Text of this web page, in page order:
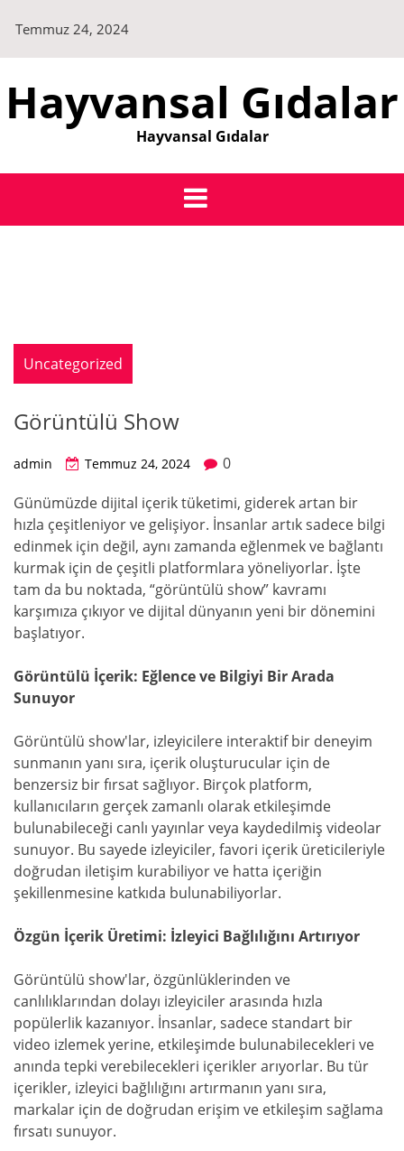
content
Temmuz 24, 2024
Hayvansal Gıdalar
Hayvansal Gıdalar
Uncategorized
Görüntülü Show
admin Temmuz 24, 2024
0
Günümüzde dijital içerik tüketimi, giderek artan bir
hızla çeşitleniyor ve gelişiyor. İnsanlar artık sadece bilgi
edinmek için değil, aynı zamanda eğlenmek ve bağlantı
kurmak için de çeşitli platformlara yöneliyorlar. İşte
tam da bu noktada, “görüntülü show” kavramı
karşımıza çıkıyor ve dijital dünyanın yeni bir dönemini
başlatıyor.
Görüntülü İçerik: Eğlence ve Bilgiyi Bir Arada
Sunuyor
Görüntülü show'lar, izleyicilere interaktif bir deneyim
sunmanın yanı sıra, içerik oluşturucular için de
benzersiz bir fırsat sağlıyor. Birçok platform,
kullanıcıların gerçek zamanlı olarak etkileşimde
bulunabileceği canlı yayınlar veya kaydedilmiş videolar
sunuyor. Bu sayede izleyiciler, favori içerik üreticileriyle
doğrudan iletişim kurabiliyor ve hatta içeriğin
şekillenmesine katkıda bulunabiliyorlar.
Özgün İçerik Üretimi: İzleyici Bağlılığını Artırıyor
Görüntülü show'lar, özgünlüklerinden ve
canlılıklarından dolayı izleyiciler arasında hızla
popülerlik kazanıyor. İnsanlar, sadece standart bir
video izlemek yerine, etkileşimde bulunabilecekleri ve
anında tepki verebilecekleri içerikler arıyorlar. Bu tür
içerikler, izleyici bağlılığını artırmanın yanı sıra,
markalar için de doğrudan erişim ve etkileşim sağlama
fırsatı sunuyor.